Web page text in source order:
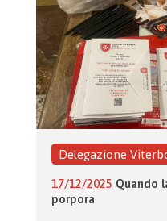
Delegazione
17/12/2025 Quando
porpora